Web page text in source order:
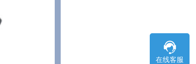
在线客服